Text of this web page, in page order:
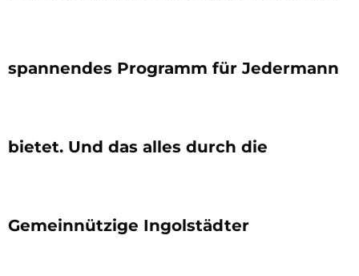
spannendes Programm für Jedermann
bietet. Und das alles durch die
Gemeinnützige Ingolstädter